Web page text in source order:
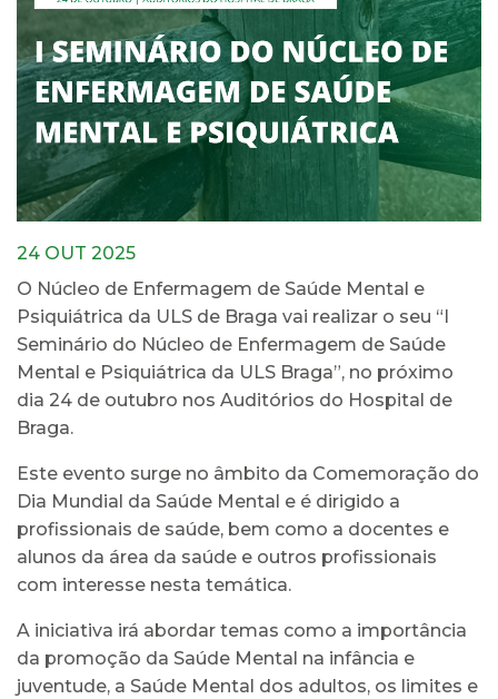
24 OUT 2025
O Núcleo de Enfermagem de Saúde Mental e
Psiquiátrica da ULS de Braga vai realizar o seu “I
Seminário do Núcleo de Enfermagem de Saúde
Mental e Psiquiátrica da ULS Braga”, no próximo
dia 24 de outubro nos Auditórios do Hospital de
Braga.
Este evento surge no âmbito da Comemoração do
Dia Mundial da Saúde Mental e é dirigido a
profissionais de saúde, bem como a docentes e
alunos da área da saúde e outros profissionais
com interesse nesta temática.
A iniciativa irá abordar temas como a importância
da promoção da Saúde Mental na infância e
juventude, a Saúde Mental dos adultos, os limites e